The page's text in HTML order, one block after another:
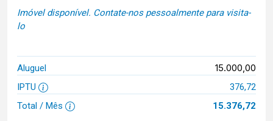
Imóvel disponível. Contate-nos pessoalmente para visita-
lo
Aluguel 15.000,00
IPTU
376,72
Total / Mês
15.376,72